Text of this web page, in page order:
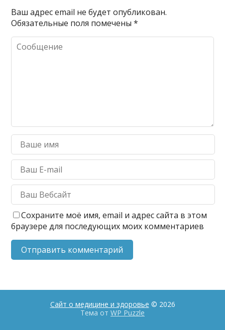
Ваш адрес email не будет опубликован.
Обязательные поля помечены*
Сохраните моё имя, email и адрес сайта в этом
браузере для последующих моих комментариев
Сайт о медицине и здоровье © 2026
Тема от WP Puzzle